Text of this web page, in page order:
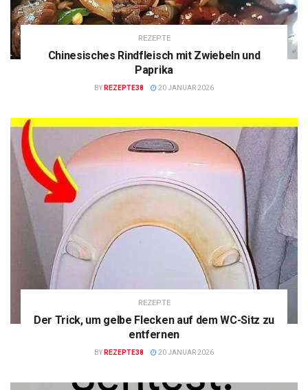
REZEPTE
Chinesisches Rindfleisch mit Zwiebeln und
Paprika
BY REZEPTE38 20 JANUAR 2026
REZEPTE
Der Trick, um gelbe Flecken auf dem WC-Sitz zu
entfernen
BY REZEPTE38 20 JANUAR 2026